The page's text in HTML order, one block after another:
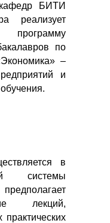
БИТИ
реализует
по
–
и
в
системы
лекций,